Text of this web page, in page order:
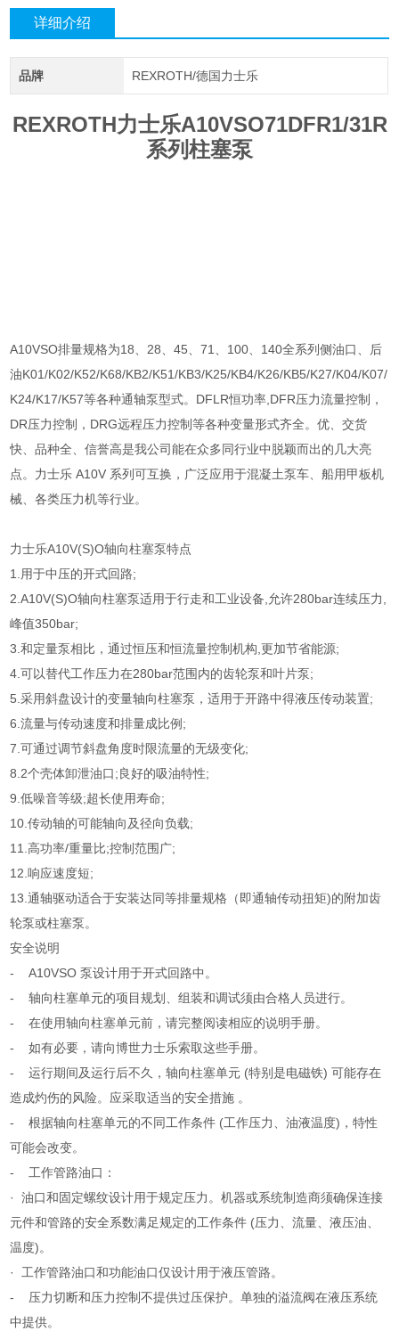
详细介绍
品牌 REXROTH/德国力士乐
REXROTH力士乐A10VSO71DFR1/31R
系列柱塞泵
A10VSO排量规格为18、28、45、71、100、140全系列侧油口、后
油K01/K02/K52/K68/KB2/K51/KB3/K25/KB4/K26/KB5/K27/K04/K07/
K24/K17/K57等各种通轴泵型式。DFLR恒功率,DFR压力流量控制，
DR压力控制，DRG远程压力控制等各种变量形式齐全。优、交货
快、品种全、信誉高是我公司能在众多同行业中脱颖而出的几大亮
点。力士乐 A10V 系列可互换，广泛应用于混凝土泵车、船用甲板机
械、各类压力机等行业。
力士乐A10V(S)O轴向柱塞泵特点
1.用于中压的开式回路;
2.A10V(S)O轴向柱塞泵适用于行走和工业设备,允许280bar连续压力,
峰值350bar;
3.和定量泵相比，通过恒压和恒流量控制机构,更加节省能源;
4.可以替代工作压力在280bar范围内的齿轮泵和叶片泵;
5.采用斜盘设计的变量轴向柱塞泵，适用于开路中得液压传动装置;
6.流量与传动速度和排量成比例;
7.可通过调节斜盘角度时限流量的无级变化;
8.2个壳体卸泄油口;良好的吸油特性;
9.低噪音等级;超长使用寿命;
10.传动轴的可能轴向及径向负载;
11.高功率/重量比;控制范围广;
12.响应速度短;
13.通轴驱动适合于安装达同等排量规格（即通轴传动扭矩)的附加齿
轮泵或柱塞泵。
安全说明
- A10VSO 泵设计用于开式回路中。
- 轴向柱塞单元的项目规划、组装和调试须由合格人员进行。
- 在使用轴向柱塞单元前，请完整阅读相应的说明手册。
- 如有必要，请向博世力士乐索取这些手册。
- 运行期间及运行后不久，轴向柱塞单元 (特别是电磁铁) 可能存在
造成灼伤的风险。应采取适当的安全措施 。
- 根据轴向柱塞单元的不同工作条件 (工作压力、油液温度)，特性
可能会改变。
- 工作管路油口：
· 油口和固定螺纹设计用于规定压力。机器或系统制造商须确保连接
元件和管路的安全系数满足规定的工作条件 (压力、流量、液压油、
温度)。
· 工作管路油口和功能油口仅设计用于液压管路。
- 压力切断和压力控制不提供过压保护。单独的溢流阀在液压系统
中提供。